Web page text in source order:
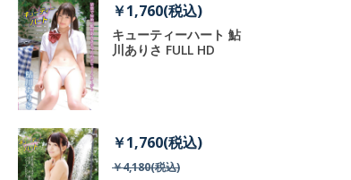
￥1,760(税込)
キューティーハート 鮎
川ありさ FULL HD
￥1,760(税込)
￥4,180(税込)